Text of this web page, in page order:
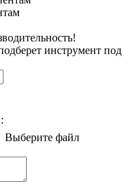
инструмент под
Выберите файл